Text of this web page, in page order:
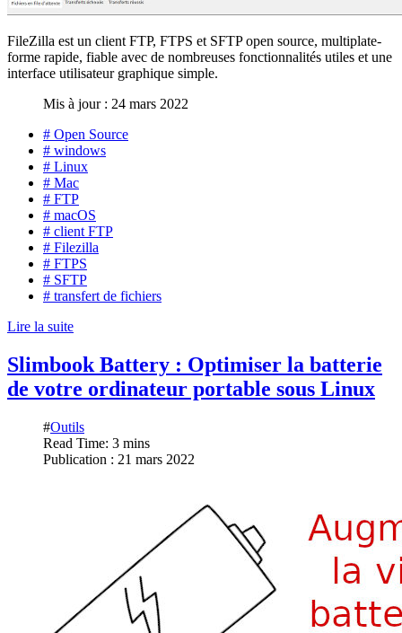
FileZilla est un client FTP, FTPS et SFTP open source, multiplate-
forme rapide, fiable avec de nombreuses fonctionnalités utiles et une
interface utilisateur graphique simple.
Mis à jour : 24 mars 2022
# Open Source
# windows
# Linux
# Mac
# FTP
# macOS
# client FTP
# Filezilla
# FTPS
# SFTP
# transfert de fichiers
Lire la suite
Slimbook Battery : Optimiser la batterie
de votre ordinateur portable sous Linux
#Outils
Read Time: 3 mins
Publication : 21 mars 2022